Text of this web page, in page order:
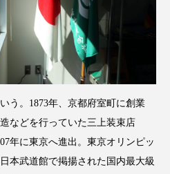
う。1873年、京都府室町に創業
などを行っていた三上装束店
年に東京へ進出。東京オリンピッ
本武道館で掲揚された国内最大級